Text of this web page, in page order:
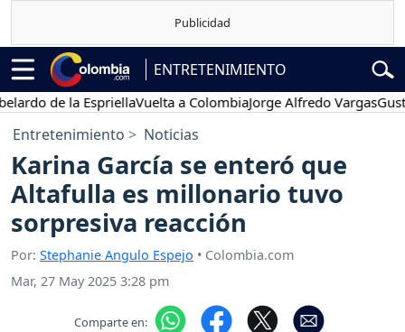
ENTRETENIMIENTO
de la EspriellaVuelta a ColombiaJorge Alfredo VargasGustavo
Entretenimiento Noticias
Karina García se enteró que
Altafulla es millonario tuvo
sorpresiva reacción
Por: Stephanie Angulo Espejo • Colombia.com
Mar, 27 May 2025 3:28 pm
Comparte en: